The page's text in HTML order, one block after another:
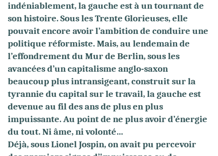
indéniablement, la gauche est à un tournant de
son histoire. Sous les Trente Glorieuses, elle
pouvait encore avoir l’ambition de conduire une
politique réformiste. Mais, au lendemain de
l’effondrement du Mur de Berlin, sous les
avancées d’un capitalisme anglo-saxon
beaucoup plus intransigeant, construit sur la
tyrannie du capital sur le travail, la gauche est
devenue au fil des ans de plus en plus
impuissante. Au point de ne plus avoir d’énergie
du tout. Ni âme, ni volonté…
Déjà, sous Lionel Jospin, on avait pu percevoir